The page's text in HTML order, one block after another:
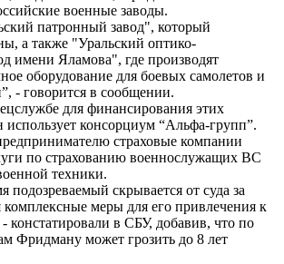
военные заводы.
патронный завод", который
а также "Уральский оптико-
имени Яламова", где производят
оборудование для боевых самолетов и
- говорится в сообщении.
для финансирования этих
консорциум “Альфа-групп”.
страховые компании
по страхованию военнослужащих ВС
техники.
подозреваемый скрывается от суда за
комплексные меры для его привлечения к
- констатировали в СБУ, добавив, что по
Фридману может грозить до 8 лет